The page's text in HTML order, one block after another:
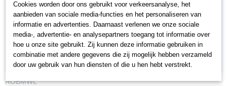
ROBMWL
Cookies worden door ons gebruikt voor verkeersanalyse, het
aanbieden van sociale media-functies en het personaliseren van
informatie en advertenties. Daarnaast verlenen we onze sociale
media-, advertentie- en analysepartners toegang tot informatie over
hoe u onze site gebruikt. Zij kunnen deze informatie gebruiken in
combinatie met andere gegevens die zij mogelijk hebben verzameld
door uw gebruik van hun diensten of die u hen hebt verstrekt.